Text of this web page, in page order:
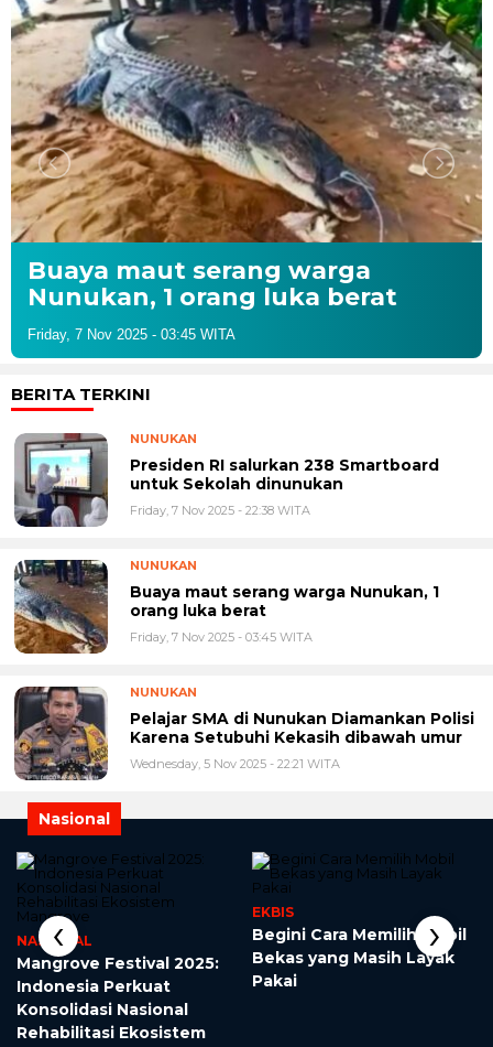
Buaya maut serang warga
Nunukan, 1 orang luka berat
Friday, 7 Nov 2025 - 03:45 WITA
BERITA TERKINI
NUNUKAN
Presiden RI salurkan 238 Smartboard
untuk Sekolah dinunukan
Friday, 7 Nov 2025 - 22:38 WITA
NUNUKAN
Buaya maut serang warga Nunukan, 1
orang luka berat
Friday, 7 Nov 2025 - 03:45 WITA
NUNUKAN
Pelajar SMA di Nunukan Diamankan Polisi
Karena Setubuhi Kekasih dibawah umur
Wednesday, 5 Nov 2025 - 22:21 WITA
Nasional
NASIONAL
Mangrove Festival 2025:
Indonesia Perkuat
Konsolidasi Nasional
Rehabilitasi Ekosistem
EKBIS
Begini Cara Memilih Mobil
Bekas yang Masih Layak
Pakai
‹ ›